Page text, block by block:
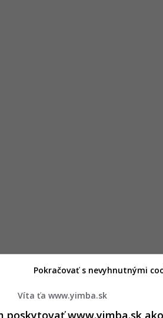
Víta ťa www.yimba.sk
poskytovať www.yimba.sk ako
Pokračovať s nevyhnutnými